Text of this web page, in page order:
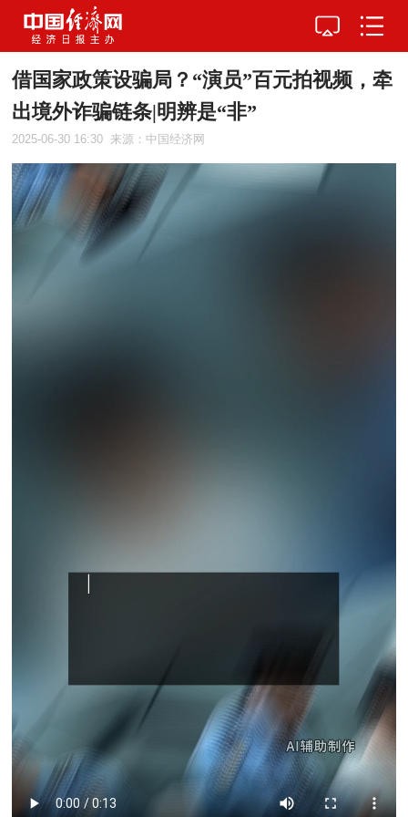
借国家政策设骗局？“演员”百元拍视频，牵
出境外诈骗链条|明辨是“非”
2025-06-30 16:30 来源：中国经济网